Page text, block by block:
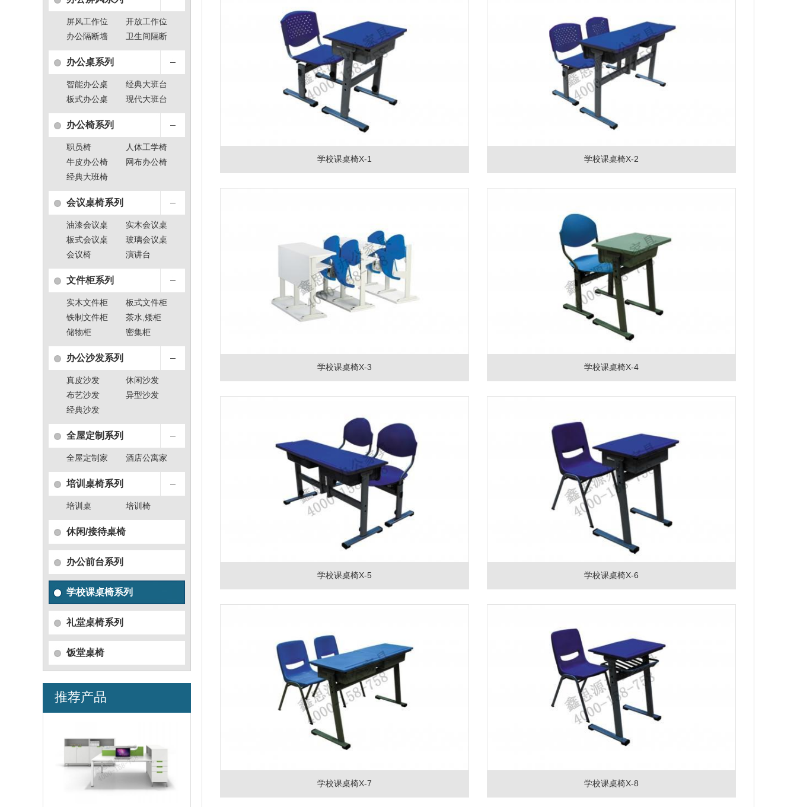
屏风工作位
开放工作位
办公隔断墙
卫生间隔断
办公桌系列
智能办公桌
经典大班台
板式办公桌
现代大班台
办公椅系列
职员椅
人体工学椅
牛皮办公椅
网布办公椅
经典大班椅
会议桌椅系列
油漆会议桌
实木会议桌
板式会议桌
玻璃会议桌
会议椅
演讲台
文件柜系列
实木文件柜
板式文件柜
铁制文件柜
茶水,矮柜
储物柜
密集柜
办公沙发系列
真皮沙发
休闲沙发
布艺沙发
异型沙发
经典沙发
全屋定制系列
全屋定制家
具
酒店公寓家
具
培训桌椅系列
培训桌 培训椅
休闲/接待桌椅
办公前台系列
学校课桌椅系列
礼堂桌椅系列
饭堂桌椅
推荐产品
学校课桌椅X-1 学校课桌椅X-2
学校课桌椅X-3 学校课桌椅X-4
学校课桌椅X-5 学校课桌椅X-6
学校课桌椅X-7 学校课桌椅X-8